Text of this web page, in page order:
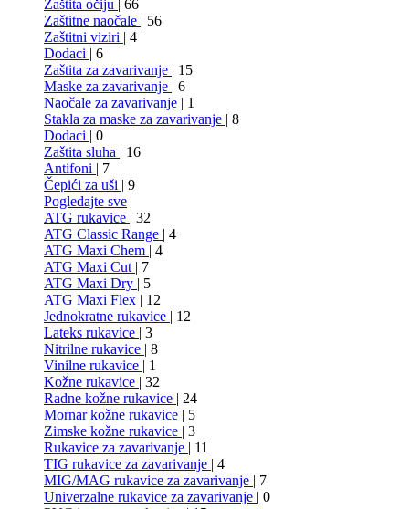
Zaštita očiju | 66
Zaštitne naočale | 56
Zaštitni viziri | 4
Dodaci | 6
Zaštita za zavarivanje | 15
Maske za zavarivanje | 6
Naočale za zavarivanje | 1
Stakla za maske za zavarivanje | 8
Dodaci | 0
Zaštita sluha | 16
Antifoni | 7
Čepići za uši | 9
Pogledajte sve
ATG rukavice | 32
ATG Classic Range | 4
ATG Maxi Chem | 4
ATG Maxi Cut | 7
ATG Maxi Dry | 5
ATG Maxi Flex | 12
Jednokratne rukavice | 12
Lateks rukavice | 3
Nitrilne rukavice | 8
Vinilne rukavice | 1
Kožne rukavice | 32
Radne kožne rukavice | 24
Mornar kožne rukavice | 5
Zimske kožne rukavice | 3
Rukavice za zavarivanje | 11
TIG rukavice za zavarivanje | 4
MIG/MAG rukavice za zavarivanje | 7
Univerzalne rukavice za zavarivanje | 0